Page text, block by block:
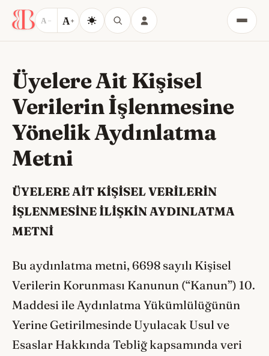
A − A+
Menü
Üyelere Ait Kişisel
Verilerin İşlenmesine
Yönelik Aydınlatma
Metni
ÜYELERE AİT KİŞİSEL VERİLERİN
İŞLENMESİNE İLİŞKİN AYDINLATMA
METNİ
Bu aydınlatma metni, 6698 sayılı Kişisel
Verilerin Korunması Kanunun (“Kanun”) 10.
Maddesi ile Aydınlatma Yükümlülüğünün
Yerine Getirilmesinde Uyulacak Usul ve
Esaslar Hakkında Tebliğ kapsamında veri